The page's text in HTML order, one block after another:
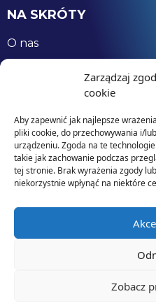
Zarządzaj
cookie
Aby zapewnić jak najlepsze
pliki cookie, do przechowywania i/
urządzeniu. Zgoda na te
takie jak zachowanie podczas
tej stronie. Brak wyrażenia zgody
niekorzystnie wpłynąć na niektóre
Zobacz
NA SKRÓTY
O nas
KONTAKT
ul. 23 Lutego 26/402